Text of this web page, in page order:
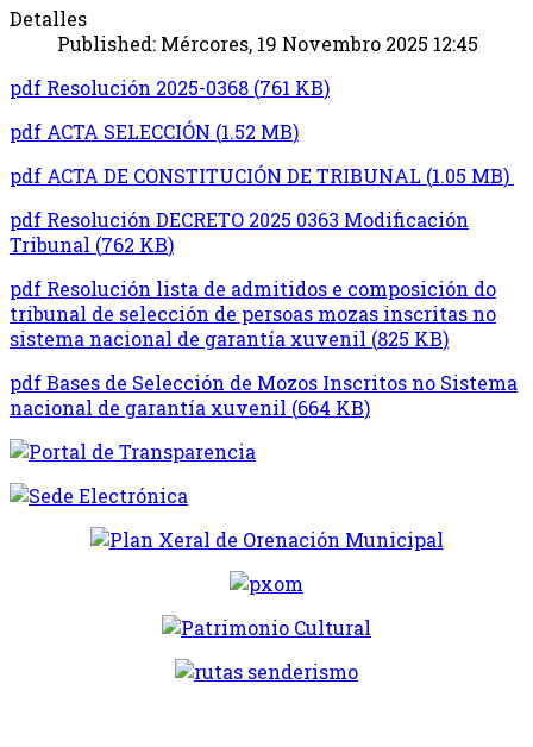
Detalles
Published: Mércores, 19 Novembro 2025 12:45
pdf Resolución 2025-0368 (761 KB)
pdf ACTA SELECCIÓN (1.52 MB)
pdf ACTA DE CONSTITUCIÓN DE TRIBUNAL (1.05 MB)
pdf Resolución DECRETO 2025 0363 Modificación
Tribunal (762 KB)
pdf Resolución lista de admitidos e composición do
tribunal de selección de persoas mozas inscritas no
sistema nacional de garantía xuvenil (825 KB)
pdfBases de Selección de Mozos Inscritos no Sistema
nacional de garantía xuvenil (664 KB)